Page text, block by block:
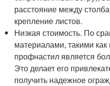
расстояние между
крепление листов.
Низкая стоимость. По
материалами, такими
профнастил является
Это делает его
получить надежное